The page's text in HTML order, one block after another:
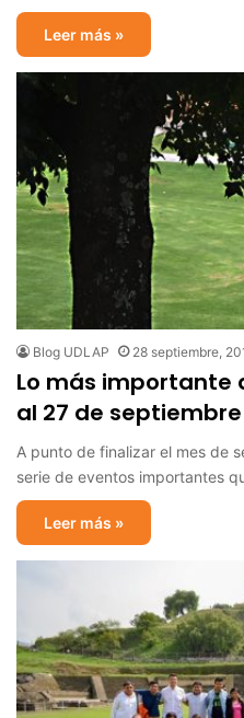
Leer más »
Blog UDLAP 28 septiembre,
Lo más importante
al 27 de septiembre
A punto de finalizar el mes de
serie de eventos importantes
Leer más »